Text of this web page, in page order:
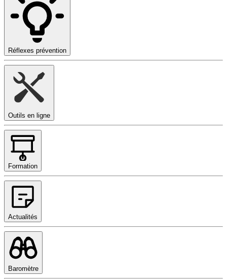
Réflexes prévention
Outils en ligne
Formation
Actualités
Baromètre